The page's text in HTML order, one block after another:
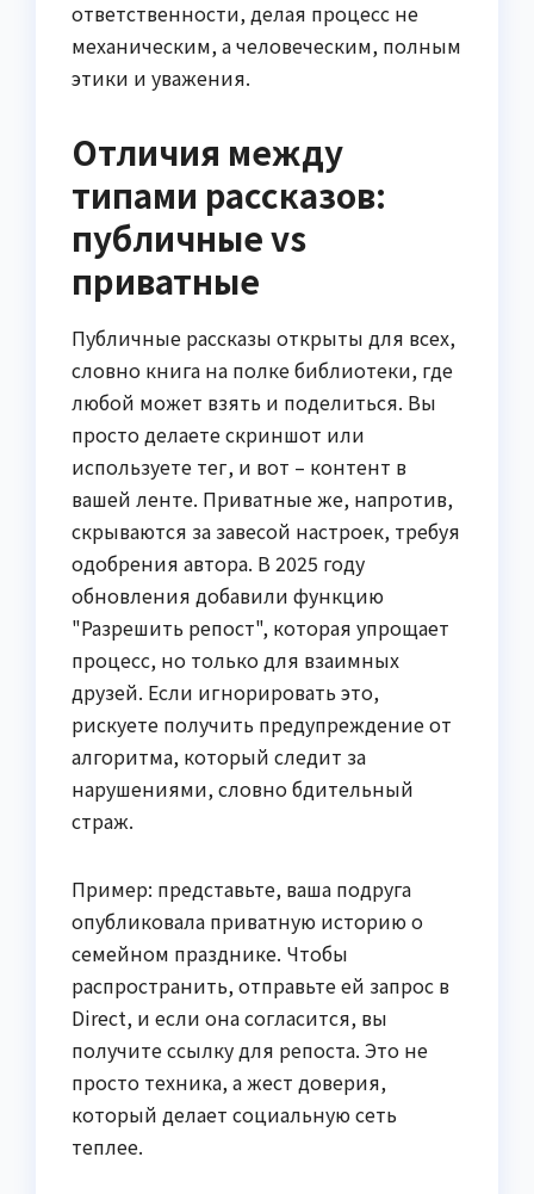
ответственности, делая процесс не
механическим, а человеческим, полным
этики и уважения.
Отличия между
типами рассказов:
публичные vs
приватные
Публичные рассказы открыты для всех,
словно книга на полке библиотеки, где
любой может взять и поделиться. Вы
просто делаете скриншот или
используете тег, и вот – контент в
вашей ленте. Приватные же, напротив,
скрываются за завесой настроек, требуя
одобрения автора. В 2025 году
обновления добавили функцию
"Разрешить репост", которая упрощает
процесс, но только для взаимных
друзей. Если игнорировать это,
рискуете получить предупреждение от
алгоритма, который следит за
нарушениями, словно бдительный
страж.
Пример: представьте, ваша подруга
опубликовала приватную историю о
семейном празднике. Чтобы
распространить, отправьте ей запрос в
Direct, и если она согласится, вы
получите ссылку для репоста. Это не
просто техника, а жест доверия,
который делает социальную сеть
теплее.